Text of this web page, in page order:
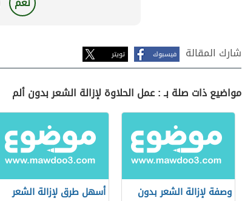
شارك المقالة فيسبوك تويتر
مواضيع ذات صلة بـ : عمل الحلاوة لإزالة الشعر بدون ألم
وصفة لإزالة الشعر بدون
أسهل طرق لإزالة الشعر